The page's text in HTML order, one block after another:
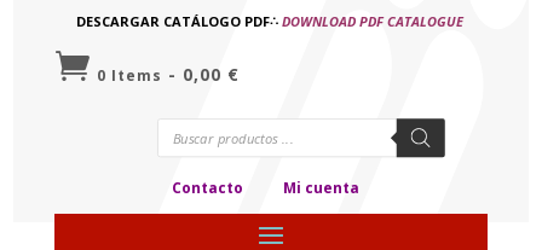
DESCARGAR CATÁLOGO PDF∴ DOWNLOAD PDF CATALOGUE
 0 Items - 0,00 €
Búsqueda
de
productos
Contacto Mi cuenta